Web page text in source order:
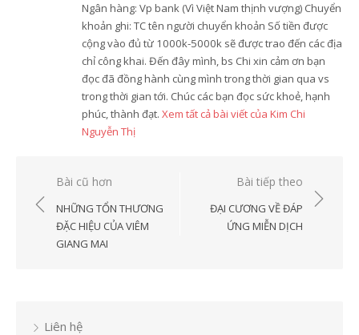
Ngân hàng: Vp bank (Vì Việt Nam thịnh vượng) Chuyển
khoản ghi: TC tên người chuyển khoản Số tiền được
cộng vào đủ từ 1000k-5000k sẽ được trao đến các địa
chỉ công khai. Đến đây mình, bs Chi xin cảm ơn bạn
đọc đã đồng hành cùng mình trong thời gian qua vs
trong thời gian tới. Chúc các bạn đọc sức khoẻ, hạnh
phúc, thành đạt. Xem tất cả bài viết của Kim Chi
Nguyễn Thị
Điều
hướng
viết
Bài cũ hơn
NHỮNG TỔN THƯƠNG
ĐẶC HIỆU CỦA VIÊM
GIANG MAI
Bài tiếp theo
ĐẠI CƯƠNG VỀ ĐÁP
ỨNG MIỄN DỊCH
Liên hệ